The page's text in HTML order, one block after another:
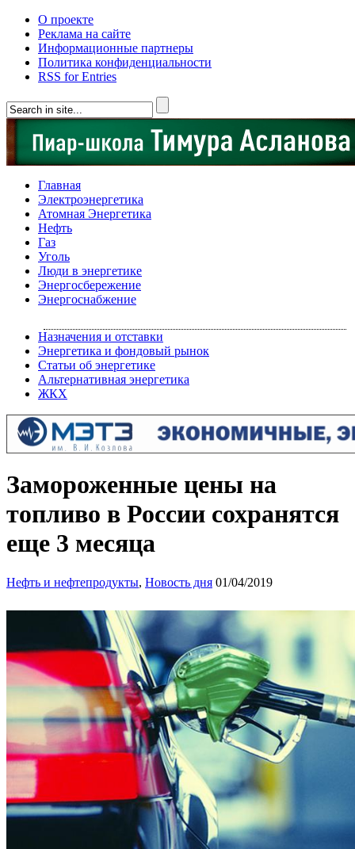
О проекте
Реклама на сайте
Информационные партнеры
Политика конфиденциальности
RSS for Entries
Главная
Электроэнергетика
Атомная Энергетика
Нефть
Газ
Уголь
Люди в энергетике
Энергосбережение
Энергоснабжение
Назначения и отставки
Энергетика и фондовый рынок
Статьи об энергетике
Альтернативная энергетика
ЖКХ
Замороженные цены на
топливо в России сохранятся
еще 3 месяца
Нефть и нефтепродукты, Новость дня 01/04/2019